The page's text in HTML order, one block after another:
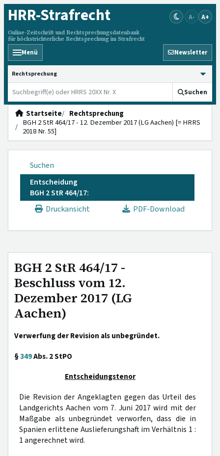
HRR-Strafrecht
Online-Zeitschrift und Rechtsprechungsdatenbank
für höchstrichterliche Rechtsprechung im Strafrecht
A- A+
Menü Newsletter
HRRS durchsuchen
Suchen
Startseite
Rechtsprechung
BGH 2 StR 464/17 - 12. Dezember 2017 (LG Aachen) [= HRRS
2018 Nr. 55]
Suchen
Entscheidung
BGH 2 StR 464/17:
Druckansicht
PDF-Download
BGH 2 StR 464/17 -
Beschluss vom 12.
Dezember 2017 (LG
Aachen)
Verwerfung der Revision als unbegründet.
§349Abs. 2 StPO
Entscheidungstenor
Die Revision der Angeklagten gegen das Urteil des
Landgerichts Aachen vom 7. Juni 2017 wird mit der
Maßgabe als unbegründet verworfen, dass die in
Spanien erlittene Auslieferungshaft im Verhältnis 1 :
1 angerechnet wird.